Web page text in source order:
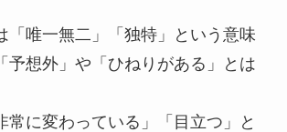
「唯一無二」「独特」という意味
予想外」や「ひねりがある」とは
常に変わっている」「目立つ」と